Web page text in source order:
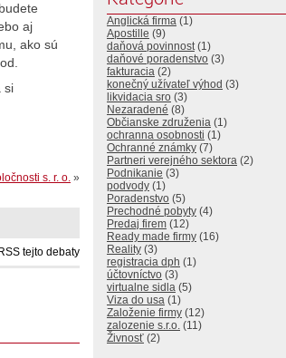
aj
ako sú
si
s. r. o. »
tejto debaty
Anglická firma (1)
Apostille (9)
daňová povinnost(1)
daňové poradenstvo (3)
fakturacia (2)
konečný užívateľ výhod (3)
likvidacia sro (3)
Nezaradené (8)
Občianske združenia (1)
ochranna osobnosti (1)
Ochranné známky (7)
Partneri verejného sektora (2)
Podnikanie (3)
podvody (1)
Poradenstvo (5)
Prechodné pobyty (4)
Predaj firem (12)
Ready made firmy (16)
Reality (3)
registracia dph (1)
účtovníctvo (3)
virtualne sidla (5)
Viza do usa (1)
Založenie firmy (12)
zalozenie s.r.o. (11)
Živnosť (2)